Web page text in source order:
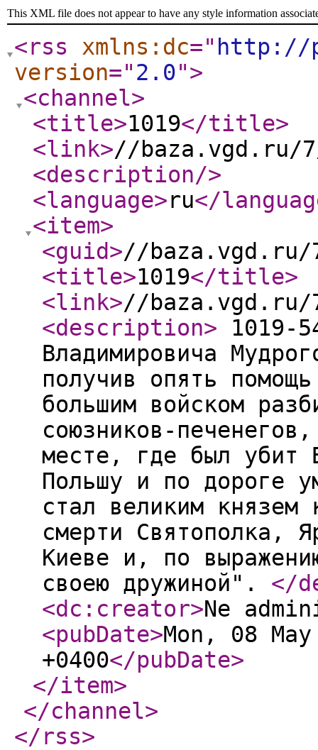
This XML file does not appear to have any style information
<rss xmlns:dc=" http://
version="2.0">
<channel>
<title>1019</title>
<link>//baza.vgd.ru/
<description/>
<language>ru</
<item>
<guid>//baza.vgd.ru/
<title>1019</title>
<link>//baza.vgd.ru/
<description> 1019-
Владимировича
получив опять
большим войском
союзников-
месте, где был убит
Польшу и по дороге
стал великим
смерти Святополка,
Киеве и, по
своею дружиной". </
<dc:creator>Ne
<pubDate>Mon, 08
+0400</pubDate>
</item>
</channel>
</rss>